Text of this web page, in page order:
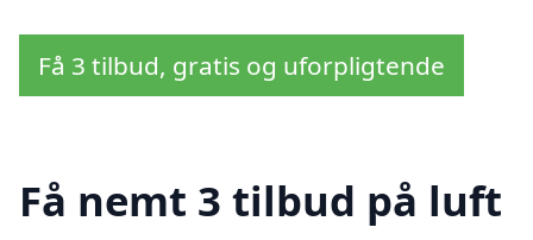
Få 3 tilbud, gratis og uforpligtende
Få nemt 3 tilbud på luft